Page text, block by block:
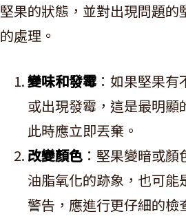
堅果的狀態，並對出現問題的
的處理。
變味和發霉 ：如果堅果
或出現發霉，這是最明顯
此時應立即丟棄。
改變顏色 ：堅果變暗或
油脂氧化的跡象，也可能
警告，應進行更仔細的檢